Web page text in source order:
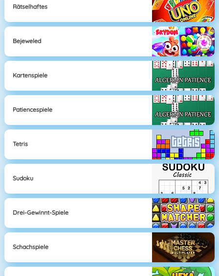
Rätselhaftes
Bejeweled
Kartenspiele
Patiencespiele
Tetris
Sudoku
Drei-Gewinnt-Spiele
Schachspiele